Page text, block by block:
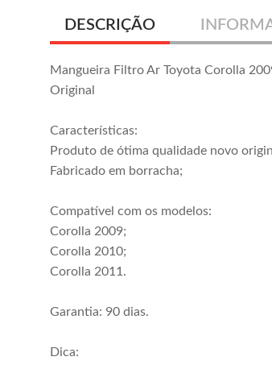
DESCRIÇÃO
Mangueira Filtro Ar Toyota Corolla
Original
Características:
Produto de ótima qualidade novo
Fabricado em borracha;
Compatível com os modelos:
Corolla 2009;
Corolla 2010;
Corolla 2011.
Garantia: 90 dias.
Dica: